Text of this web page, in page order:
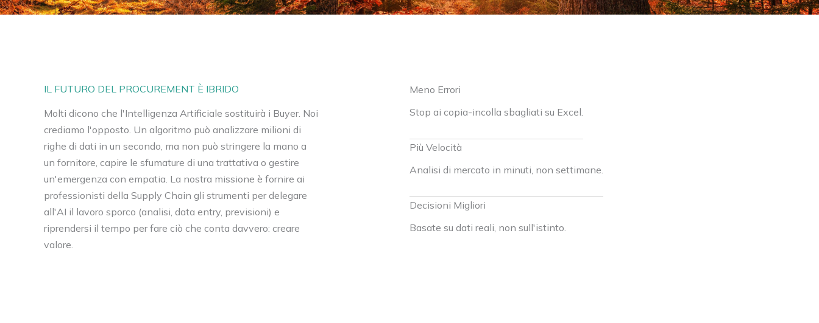
IL FUTURO DEL PROCUREMENT È IBRIDO
Molti dicono che l'Intelligenza Artificiale sostituirà i Buyer. Noi
crediamo l'opposto. Un algoritmo può analizzare milioni di
righe di dati in un secondo, ma non può stringere la mano a
un fornitore, capire le sfumature di una trattativa o gestire
un'emergenza con empatia. La nostra missione è fornire ai
professionisti della Supply Chain gli strumenti per delegare
all'AI il lavoro sporco (analisi, data entry, previsioni) e
riprendersi il tempo per fare ciò che conta davvero: creare
valore.
Meno Errori
Stop ai copia-incolla sbagliati su Excel.
Più Velocità
Analisi di mercato in minuti, non settimane.
Decisioni Migliori
Basate su dati reali, non sull'istinto.